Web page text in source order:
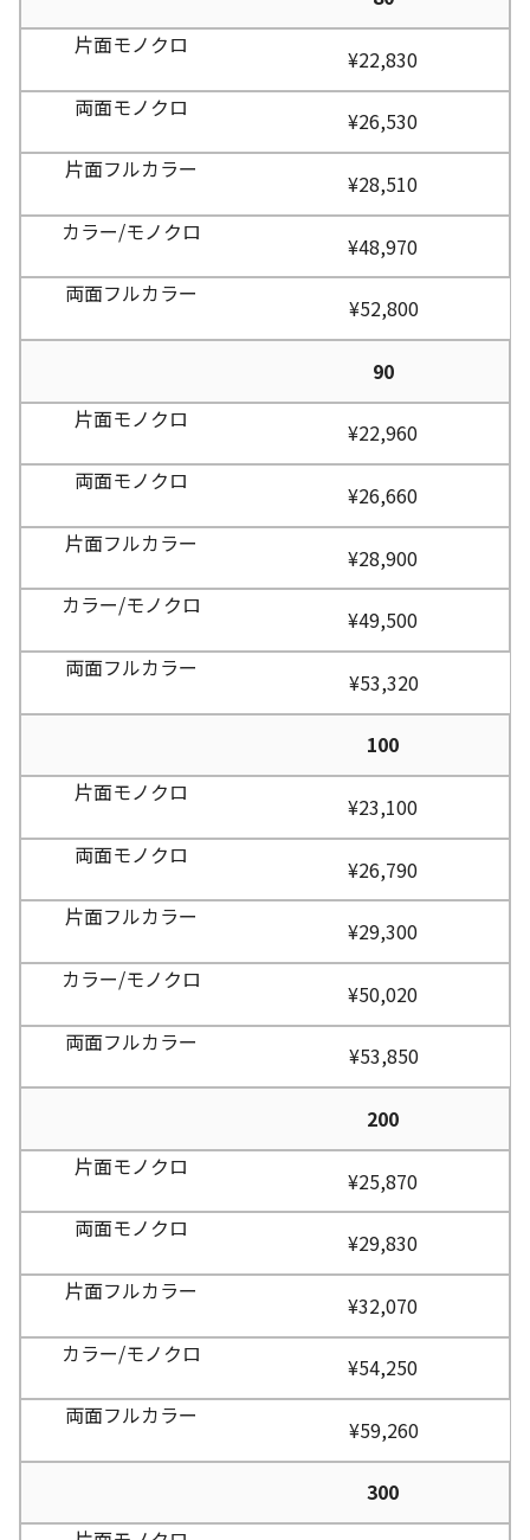
¥22,830
¥26,530
¥28,510
¥48,970
¥52,800
90
¥22,960
¥26,660
¥28,900
¥49,500
¥53,320
100
¥23,100
¥26,790
¥29,300
¥50,020
¥53,850
200
¥25,870
¥29,830
¥32,070
¥54,250
¥59,260
300